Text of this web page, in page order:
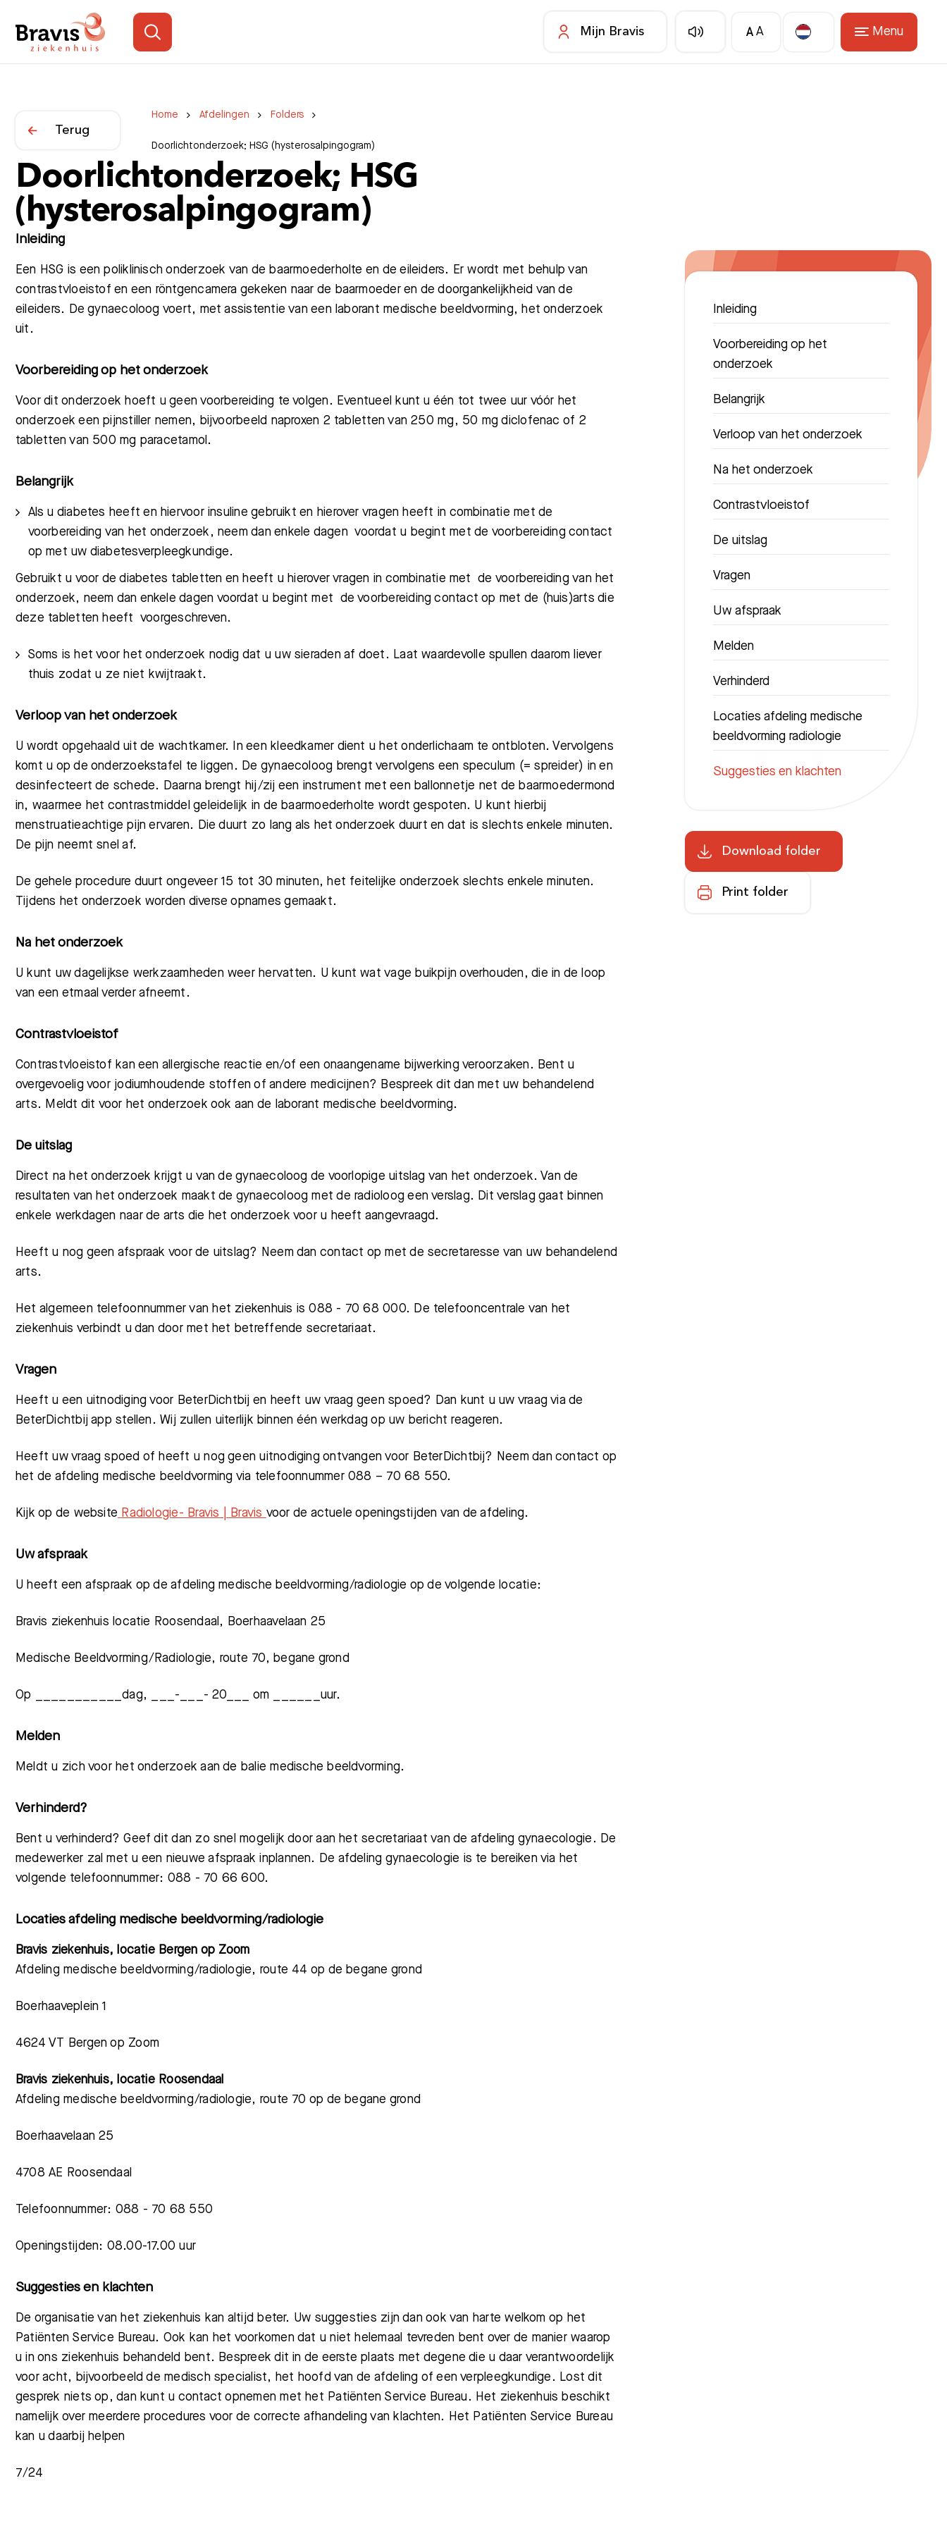
Mijn Bravis A A Menu
Home Afdelingen Folders
Doorlichtonderzoek; HSG (hysterosalpingogram)
Terug
Doorlichtonderzoek; HSG
(hysterosalpingogram)
Inleiding
Een HSG is een poliklinisch onderzoek van de baarmoederholte en de eileiders. Er wordt met behulp van
contrastvloeistof en een röntgencamera gekeken naar de baarmoeder en de doorgankelijkheid van de
eileiders. De gynaecoloog voert, met assistentie van een laborant medische beeldvorming, het onderzoek
uit.
Voorbereiding op het onderzoek
Voor dit onderzoek hoeft u geen voorbereiding te volgen. Eventueel kunt u één tot twee uur vóór het
onderzoek een pijnstiller nemen, bijvoorbeeld naproxen 2 tabletten van 250 mg, 50 mg diclofenac of 2
tabletten van 500 mg paracetamol .
Belangrijk
Als u diabetes heeft en hiervoor insuline gebruikt en hierover vragen heeft in combinatie met de
voorbereiding van het onderzoek, neem dan enkele dagen voordat u begint met de voorbereiding contact
op met uw diabetesverpleegkundige.
Gebruikt u voor de diabetes tabletten en heeft u hierover vragen in combinatie met de voorbereiding van het
onderzoek, neem dan enkele dagen voordat u begint met de voorbereiding contact op met de (huis)arts die
deze tabletten heeft voorgeschreven.
Soms is het voor het onderzoek nodig dat u uw sieraden af doet. Laat waardevolle spullen daarom liever
thuis zodat u ze niet kwijtraakt.
Verloop van het onderzoek
U wordt opgehaald uit de wachtkamer. In een kleedkamer dient u het onderlichaam te ontbloten. Vervolgens
komt u op de onderzoekstafel te liggen. De gynaecoloog brengt vervolgens een speculum (= spreider) in en
desinfecteert de schede. Daarna brengt hij/zij een instrument met een ballonnetje net de baarmoedermond
in, waarmee het contrastmiddel geleidelijk in de baarmoederholte wordt gespoten. U kunt hierbij
menstruatieachtige pijn ervaren. Die duurt zo lang als het onderzoek duurt en dat is slechts enkele minuten.
De pijn neemt snel af.
De gehele procedure duurt ongeveer 15 tot 30 minuten, het feitelijke onderzoek slechts enkele minuten.
Tijdens het onderzoek worden diverse opnames gemaakt.
Na het onderzoek
U kunt uw dagelijkse werkzaamheden weer hervatten. U kunt wat vage buikpijn overhouden, die in de loop
van een etmaal verder afneemt.
Contrastvloeistof
Contrastvloeistof kan een allergische reactie en/of een onaangename bijwerking veroorzaken. Bent u
overgevoelig voor jodiumhoudende stoffen of andere medicijnen? Bespreek dit dan met uw behandelend
arts. Meldt dit voor het onderzoek ook aan de laborant medische beeldvorming.
De uitslag
Direct na het onderzoek krijgt u van de gynaecoloog de voorlopige uitslag van het onderzoek. Van de
resultaten van het onderzoek maakt de gynaecoloog met de radioloog een verslag. Dit verslag gaat binnen
enkele werkdagen naar de arts die het onderzoek voor u heeft aangevraagd.
Heeft u nog geen afspraak voor de uitslag? Neem dan contact op met de secretaresse van uw behandelend
arts.
Het algemeen telefoonnummer van het ziekenhuis is 088 - 70 68 000. De telefooncentrale van het
ziekenhuis verbindt u dan door met het betreffende secretariaat.
Vragen
Heeft u een uitnodiging voor BeterDichtbij en heeft uw vraag geen spoed? Dan kunt u uw vraag via de
BeterDichtbij app stellen. Wij zullen uiterlijk binnen één werkdag op uw bericht reageren.
Heeft uw vraag spoed of heeft u nog geen uitnodiging ontvangen voor BeterDichtbij? Neem dan contact op
het de afdeling medische beeldvorming via telefoonnummer 088 – 70 68 550.
Kijk op de website Radiologie- Bravis | Bravis voor de actuele openingstijden van de afdeling.
Uw afspraak
U heeft een afspraak op de afdeling medische beeldvorming/radiologie op de volgende locatie:
Bravis ziekenhuis locatie Roosendaal, Boerhaavelaan 25
Medische Beeldvorming/Radiologie, route 70, begane grond
Op ___________dag, ___-___- 20___ om ______uur.
Melden
Meldt u zich voor het onderzoek aan de balie medische beeldvorming.
Verhinderd?
Bent u verhinderd? Geef dit dan zo snel mogelijk door aan het secretariaat van de afdeling gynaecologie. De
medewerker zal met u een nieuwe afspraak inplannen. De afdeling gynaecologie is te bereiken via het
volgende telefoonnummer: 088 - 70 66 600.
Locaties afdeling medische beeldvorming/radiologie
Bravis ziekenhuis, locatie Bergen op Zoom
Afdeling medische beeldvorming/radiologie, route 44 op de begane grond
Boerhaaveplein 1
4624 VT Bergen op Zoom
Bravis ziekenhuis, locatie Roosendaal
Afdeling medische beeldvorming/radiologie, route 70 op de begane grond
Boerhaavelaan 25
4708 AE Roosendaal
Telefoonnummer: 088 - 70 68 550
Openingstijden: 08.00-17.00 uur
Suggesties en klachten
De organisatie van het ziekenhuis kan altijd beter. Uw suggesties zijn dan ook van harte welkom op het
Patiënten Service Bureau. Ook kan het voorkomen dat u niet helemaal tevreden bent over de manier waarop
u in ons ziekenhuis behandeld bent. Bespreek dit in de eerste plaats met degene die u daar verantwoordelijk
voor acht, bijvoorbeeld de medisch specialist, het hoofd van de afdeling of een verpleegkundige. Lost dit
gesprek niets op, dan kunt u contact opnemen met het Patiënten Service Bureau. Het ziekenhuis beschikt
namelijk over meerdere procedures voor de correcte afhandeling van klachten. Het Patiënten Service Bureau
kan u daarbij helpen
7/24
Inleiding
Voorbereiding op het
onderzoek
Belangrijk
Verloop van het onderzoek
Na het onderzoek
Contrastvloeistof
De uitslag
Vragen
Uw afspraak
Melden
Verhinderd
Locaties afdeling medische
beeldvorming radiologie
Suggesties en klachten
Download folder
Print folder